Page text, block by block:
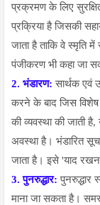
प्रक्रमण के लिए
प्रक्रिया है जिसकी
जाता है ताकि वे स्मृति
पंजीकरण भी कहा जा
2. भंडारण: सार्थक एवं
करने के बाद जिस विशेष
की व्यवस्था की जाती
अवस्था है। भंडारित
जाता है। इसे 'याद
3. पुनरुद्धार:पुनरुद्धार
माना जा सकता है।